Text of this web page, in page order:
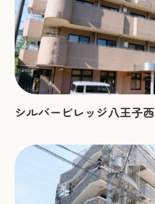
シルバービレッジ八王子西